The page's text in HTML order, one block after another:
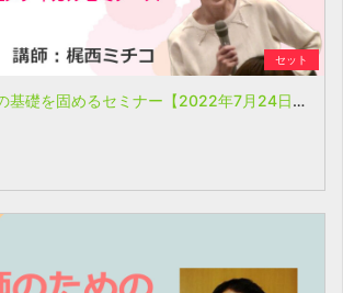
セット
🎥ストーマケアの基礎を固めるセミナー【2022年7月24日開催(収録)】